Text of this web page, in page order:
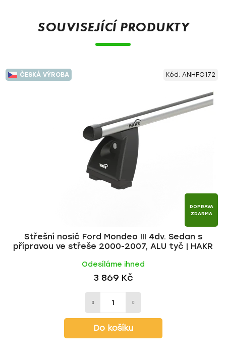
SOUVISEJÍCÍ PRODUKTY
ČESKÁ VÝROBA
DOPRAVA
ZDARMA
Střešní nosič Ford Mondeo III 4dv. Sedan s
přípravou ve střeše 2000-2007, ALU tyč | HAKR
Odesíláme ihned
3 869 Kč
Do košíku
Kód: ANHFO172